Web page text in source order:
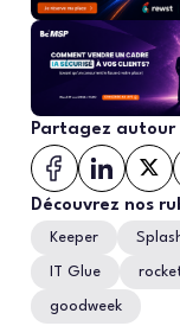
Partagez autour
Découvrez nos
Keeper
IT Glue
goodweek